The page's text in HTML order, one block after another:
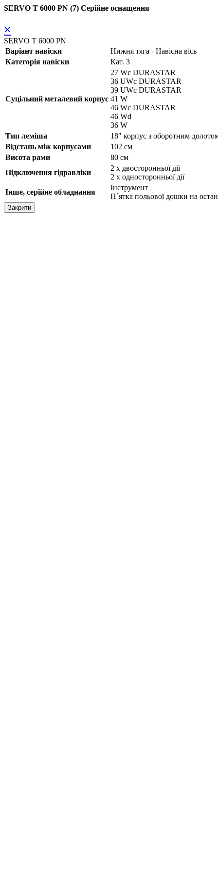
SERVO T 6000 PN (7) Серійне оснащення
×
SERVO T 6000 PN
Варіант навіски
Нижня тяга - Навісна вісь
Категорія навіски
Кат. 3
Суцільний металевий корпус
27 Wc DURASTAR
36 UWc DURASTAR
39 UWc DURASTAR
41 W
46 Wc DURASTAR
46 Wd
36 W
Тип леміша
18" корпус з оборотним
Відстань між корпусами
102 см
Висота рами
80 см
Підключення гідравліки
2 x двосторонньої дії
2 x односторонньої дії
Інше, серійне обладнання
Інструмент
П´ятка польової дошки на
Закрити